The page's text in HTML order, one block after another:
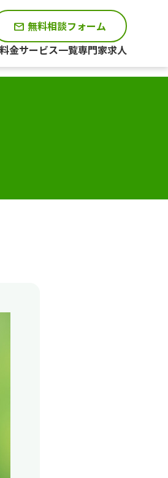
mail 無料相談フォーム
金サービス一覧専門家求人